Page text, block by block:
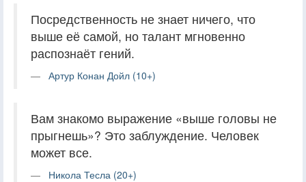
Посредственность не знает ничего, что
выше её самой, но талант мгновенно
распознаёт гений.
Артур Конан Дойл (10+)
Вам знакомо выражение «выше головы не
прыгнешь»? Это заблуждение. Человек
может все.
Никола Тесла (20+)